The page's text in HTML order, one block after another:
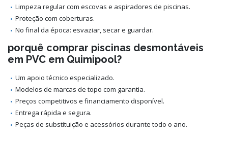
Limpeza regular com escovas e aspiradores de piscinas.
Proteção com coberturas.
No final da época: esvaziar, secar e guardar.
porquê comprar piscinas desmontáveis
em PVC em Quimipool?
Um apoio técnico especializado.
Modelos de marcas de topo com garantia.
Preços competitivos e financiamento disponível.
Entrega rápida e segura.
Peças de substituição e acessórios durante todo o ano.